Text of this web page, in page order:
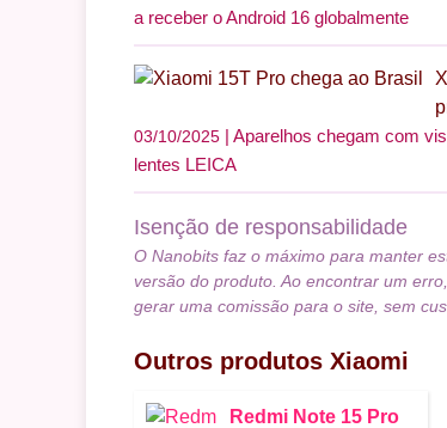
a receber o Android 16 globalmente
03/10/2025
Aparelhos chegam com
lentes LEICA
Isenção de responsabilidade
O Nanobits faz o máximo para manter
versão do produto. Ao encontrar um
gerar uma comissão para o site, sem
Outros produtos Xiaomi
Redmi Note 15 Pro